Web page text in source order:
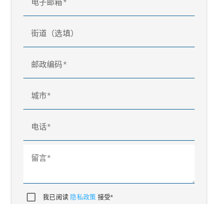
标准织物储存器
电子邮箱
街道（选填）
邮政编码
城市
电话
留言
我已阅读 隐私政策 接受*